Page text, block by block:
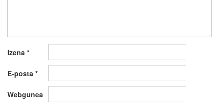
Izena *
E-posta *
Webgunea